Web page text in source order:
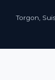
Torgon,